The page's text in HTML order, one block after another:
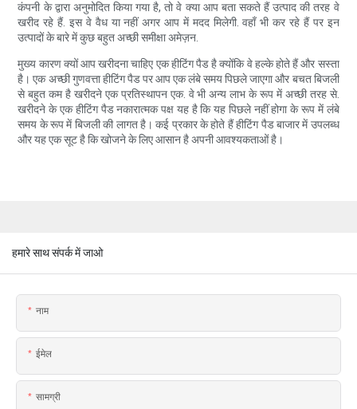
कंपनी के द्वारा अनुमोदित किया गया है, तो वे क्या आप बता सकते हैं उत्पाद की तरह वे
खरीद रहे हैं. इस वे वैध या नहीं अगर आप में मदद मिलेगी. वहाँ भी कर रहे हैं पर इन
उत्पादों के बारे में कुछ बहुत अच्छी समीक्षा अमेज़न.
मुख्य कारण क्यों आप खरीदना चाहिए एक हीटिंग पैड है क्योंकि वे हल्के होते हैं और सस्ता
है। एक अच्छी गुणवत्ता हीटिंग पैड पर आप एक लंबे समय पिछले जाएगा और बचत बिजली
से बहुत कम है खरीदने एक प्रतिस्थापन एक. वे भी अन्य लाभ के रूप में अच्छी तरह से.
खरीदने के एक हीटिंग पैड नकारात्मक पक्ष यह है कि यह पिछले नहीं होगा के रूप में लंबे
समय के रूप में बिजली की लागत है। कई प्रकार के होते हैं हीटिंग पैड बाजार में उपलब्ध
और यह एक सूट है कि खोजने के लिए आसान है अपनी आवश्यकताओं है।
हमारे साथ संपर्क में जाओ
नाम
ईमेल
सामग्री